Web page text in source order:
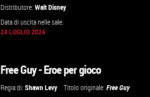
Distributore:Walt Disney
Data di uscita nelle sale:
24 LUGLIO 2024
Free Guy - Eroe per gioco
Regia di:Shawn Levy Titolo originale:Free Guy